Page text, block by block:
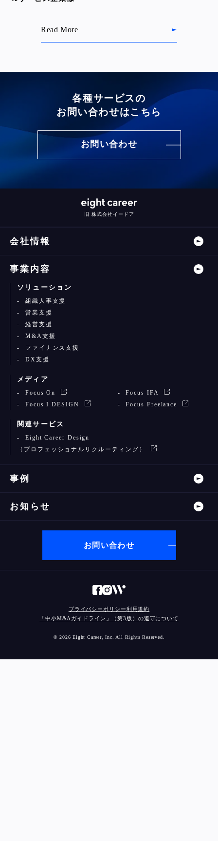
Read More
各種サービスの
お問い合わせはこちら
お問い合わせ
旧 株式会社イードア
会社情報
事業内容
ソリューション
組織人事支援
営業支援
経営支援
M&A支援
ファイナンス支援
DX支援
メディア
Focus On
Focus IFA
Focus I DESIGN
Focus Freelance
関連サービス
Eight Career Design
（プロフェッショナルリクルーティング）
事例
お知らせ
お問い合わせ
プライバシーポリシー利用規約
「中小M&Aガイドライン」（第3版）の遵守について
© 2026 Eight Career, Inc. All Rights Reserved.